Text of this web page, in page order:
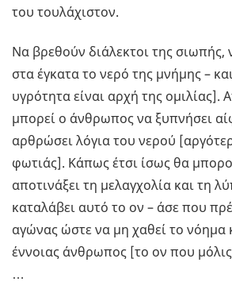
του τουλάχιστον.
Να βρεθούν διάλεκτοι της σιωπής,
στα έγκατα το νερό της μνήμης –
υγρότητα είναι αρχή της ομιλίας].
μπορεί ο άνθρωπος να ξυπνήσει
αρθρώσει λόγια του νερού
φωτιάς]. Κάπως έτσι ίσως θα
αποτινάξει τη μελαγχολία και τη
καταλάβει αυτό το ον – άσε που
αγώνας ώστε να μη χαθεί το νόημα
έννοιας άνθρωπος [το ον που
…